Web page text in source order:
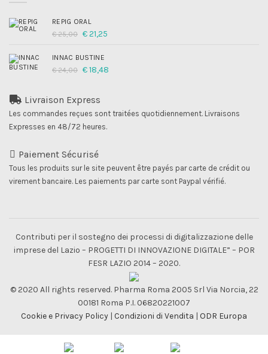
REPIG ORAL
€25,00 Le
était :
€ 25,00.
€21,25
INNAC BUSTINE
€24,00 Le
€ 24,00.
€18,48
Livraison Express
Les commandes reçues sont traitées quotidiennement. Livraisons
Expresses en 48/72 heures.
Paiement Sécurisé
Tous les produits sur le site peuvent être payés par carte de crédit ou
virement bancaire. Les paiements par carte sont Paypal vérifié.
Contributi per il sostegno dei processi di digitalizzazione delle
imprese del Lazio – PROGETTI DI INNOVAZIONE DIGITALE” – POR
FESR LAZIO 2014 – 2020.
© 2020 All rights reserved. Pharma Roma 2005 Srl Via Norcia, 22
00181 Roma P.I. 06820221007
Cookie e Privacy Policy | Condizioni di Vendita | ODR Europa